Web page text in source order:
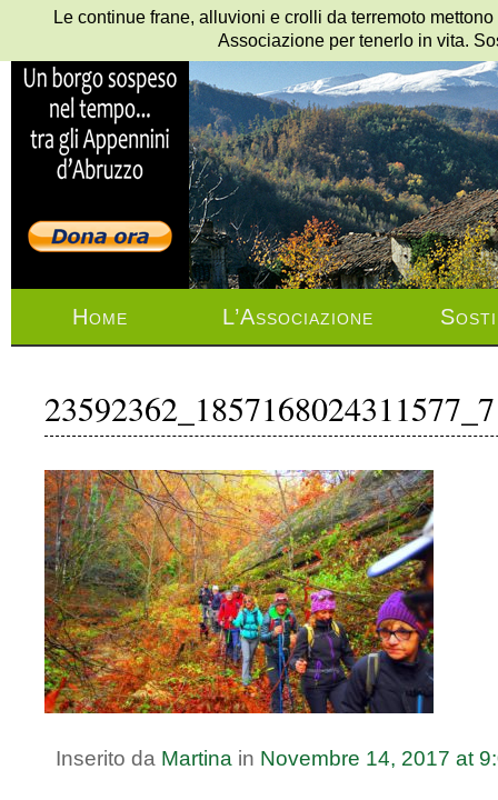
Home L’Associazione
Inserito da Martina in Novembre 14, 2017 at
Le continue frane, alluvioni e crolli da terremoto
Associazione per tenerlo in vita.